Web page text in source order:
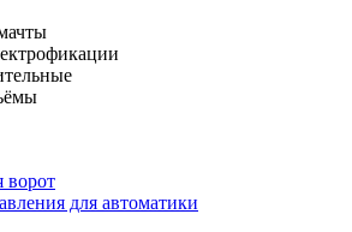
ворот
для автоматики